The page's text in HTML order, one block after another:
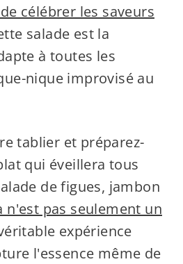
célébrer les saveurs
salade est la
à toutes les
nique improvisé au
tablier et préparez-
qui éveillera tous
de figues, jambon
n'est pas seulement un
expérience
l'essence même de